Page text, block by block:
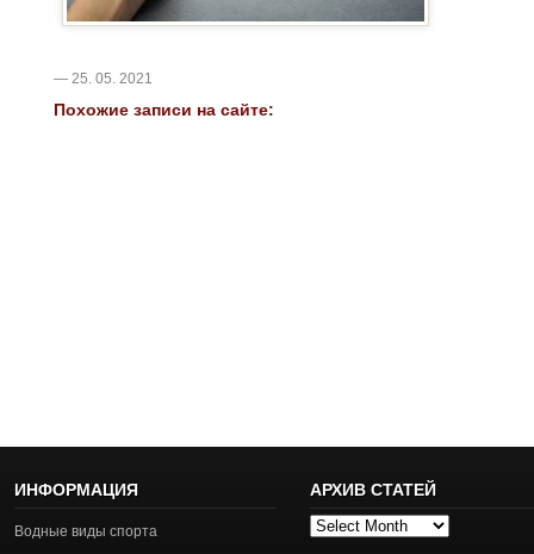
— 25. 05. 2021
Похожие записи на сайте:
ИНФОРМАЦИЯ
Водные виды спорта
АРХИВ СТАТЕЙ
Архив